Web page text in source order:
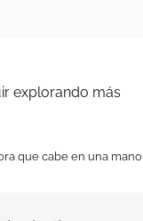
explorando más
que cabe en una mano